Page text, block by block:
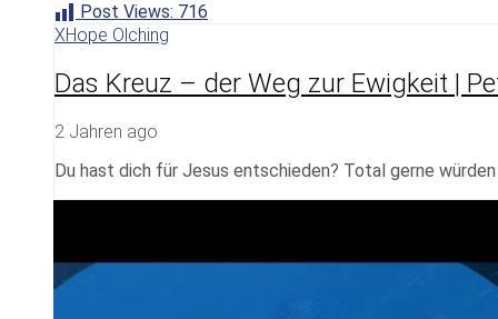
Post Views: 716
XHope Olching
Das Kreuz – der Weg zur Ewigkeit |
2 Jahren ago
Du hast dich für Jesus entschieden? Total gerne